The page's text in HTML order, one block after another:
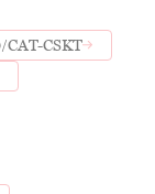
CAT-CSKT